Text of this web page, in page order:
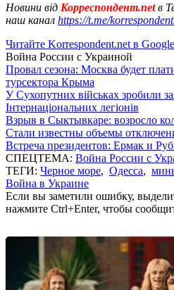
Новини від Корреспондент.netв
наш канал https://t.me/
Читайте Korrespondent.net в
Война России с Украиной
Провал сезона: Москва будет
турсектора Крыма
У Сухопутних військах зробили
Інтернаціональних легіонів
Взрыв в Сыктывкаре: возросло
Стали известны объемы
Встреча президентов: Ермак и
СПЕЦТЕМА: Война России с
ТЕГИ: Черное море, Одесса,
Война в Украине
Если вы заметили ошибку,
нажмите Ctrl+Enter, чтобы